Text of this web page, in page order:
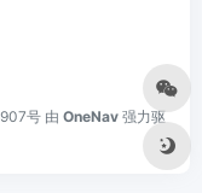
号 由 OneNav 强力驱